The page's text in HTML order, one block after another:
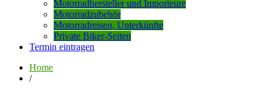
Motorradhersteller und Importeure
Motorradzubehör
Motorradreisen, Unterkünfte
Private Biker-Seiten
Termin eintragen
Home
/